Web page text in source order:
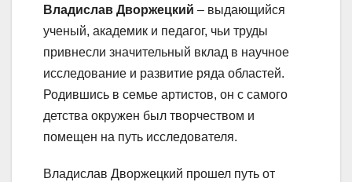
Владислав Дворжецкий – выдающийся
ученый, академик и педагог, чьи труды
привнесли значительный вклад в научное
исследование и развитие ряда областей.
Родившись в семье артистов, он с самого
детства окружен был творчеством и
помещен на путь исследователя.
Владислав Дворжецкий прошел путь от